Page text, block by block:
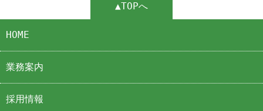
▲TOPへ
HOME
業務案内
採用情報